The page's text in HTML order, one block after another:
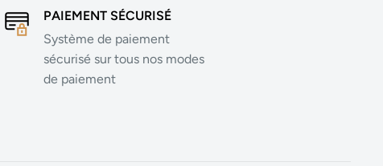
PAIEMENT SÉCURISÉ
Système de paiement
sécurisé sur tous nos modes
de paiement